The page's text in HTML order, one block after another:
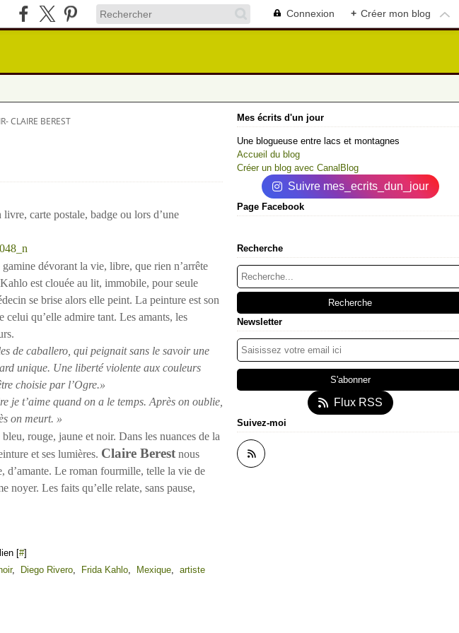
Connexion + Créer mon blog
CLAIRE BEREST
carte postale, badge ou lors d’une
gamine dévorant la vie, libre, que rien n’arrête
est clouée au lit, immobile, pour seule
se brise alors elle peint. La peinture est son
qu’elle admire tant. Les amants, les
de caballero, qui peignait sans le savoir une
unique. Une liberté violente aux couleurs
choisie par l’Ogre.»
je t’aime quand on a le temps. Après on oublie,
on meurt. »
rouge, jaune et noir. Dans les nuances de la
et ses lumières. Claire Berest nous
d’amante. Le roman fourmille, telle la vie de
noyer. Les faits qu’elle relate, sans pause,
[#]
, Diego Rivero, Frida Kahlo, Mexique, artiste
Mes écrits d'un jour
Une blogueuse entre lacs et montagnes
Accueil du blog
Créer un blog avec CanalBlog
Suivre mes_ecrits_dun_jour
Page Facebook
Recherche
Newsletter
Flux RSS
Suivez-moi